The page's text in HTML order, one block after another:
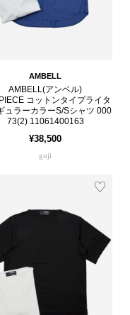
AMBELL
AMBELL(アンベル)
コットンタイプライタ
ュラーカラーS/Sシャツ 000
73(2) 11061400163
¥38,500
guji